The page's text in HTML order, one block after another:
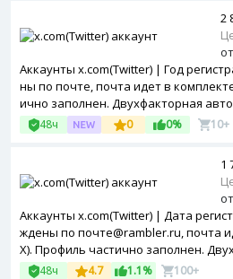
Аккаунты x.com(Twitter) | Год
ны по почте, почта идет в
ично заполнен. Двухфакторная
в комплекте. Зарегистрированы с MIX
48ч 0 0% 10+
2
Аккаунты x.com(Twitter) | Дата
ждены по почте@rambler.ru, почта
X). Профиль частично заполнен.
включена. Token в комплекте.
48ч 4.7 1.1% 100+
1